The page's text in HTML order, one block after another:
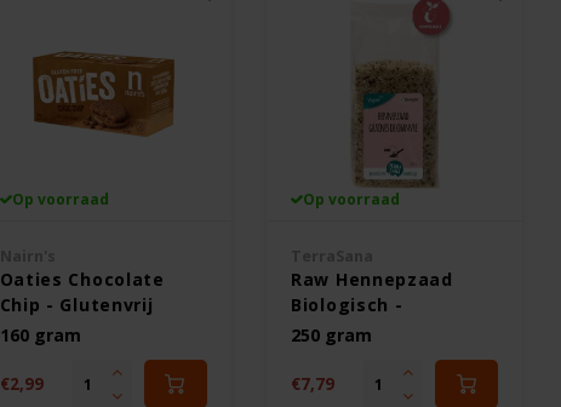
Op voorraad
Oaties Chocolate
Chip - Glutenvrij
160 gram
€2,99
Op voorraad
Raw Hennepzaad
Biologisch -
Glutenvrij
250 gram
€7,79